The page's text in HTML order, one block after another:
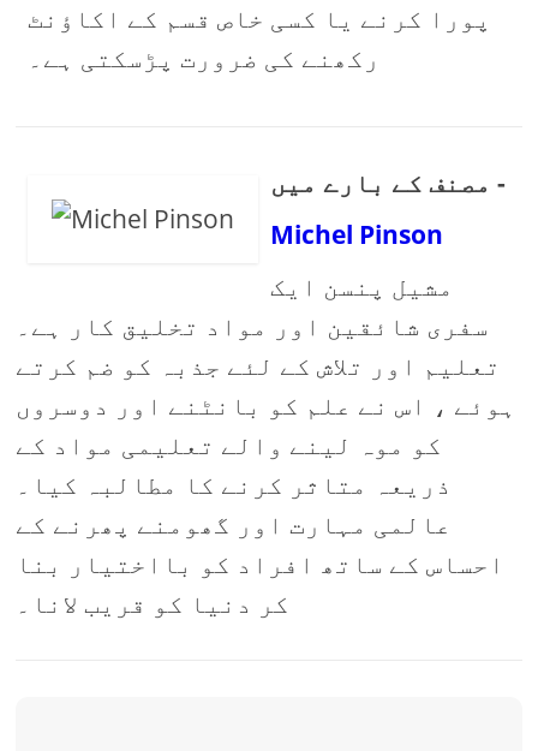
پورا کرنے یا کسی خاص قسم کے اکاؤنٹ
رکھنے کی ضرورت پڑسکتی ہے۔
مصنف کے بارے میں -
Michel Pinson
مشیل پنسن ایک
سفری شائقین اور مواد تخلیق کار ہے۔
تعلیم اور تلاش کے لئے جذبہ کو ضم کرتے
ہوئے ، اس نے علم کو بانٹنے اور دوسروں
کو موہ لینے والے تعلیمی مواد کے
ذریعہ متاثر کرنے کا مطالبہ کیا۔
عالمی مہارت اور گھومنے پھرنے کے
احساس کے ساتھ افراد کو بااختیار بنا
کر دنیا کو قریب لانا۔